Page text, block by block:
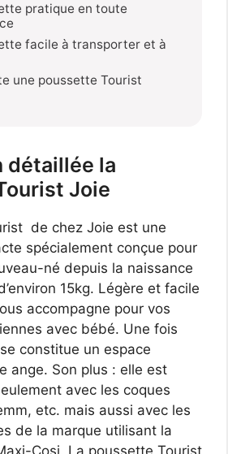
pratique en toute
facile à transporter et à
une poussette Tourist
détaillée la
Joie
de chez Joie est une
spécialement conçue pour
né depuis la naissance
15kg. Légère et facile
accompagne pour vos
avec bébé. Une fois
constitue un espace
ange. Son plus : elle est
avec les coques
etc. mais aussi avec les
de la marque utilisant la